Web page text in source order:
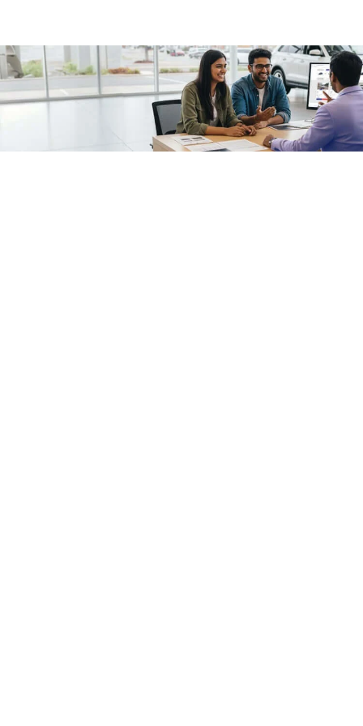
/fragments/plp-details